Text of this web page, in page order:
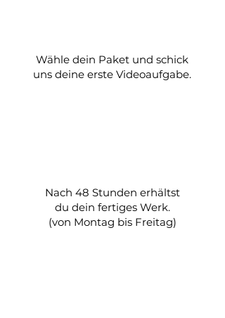
Wähle dein Paket und schick
uns deine erste Videoaufgabe.
Nach 48 Stunden erhältst
du dein fertiges Werk.
(von Montag bis Freitag)